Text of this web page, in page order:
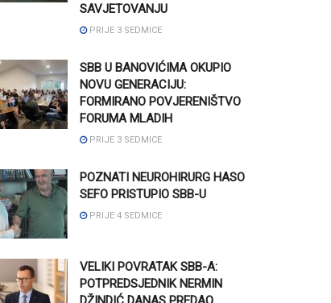
SAVJETOVANJU
PRIJE 3 SEDMICE
SBB U BANOVIĆIMA OKUPIO
NOVU GENERACIJU:
FORMIRANO POVJERENIŠTVO
FORUMA MLADIH
PRIJE 3 SEDMICE
POZNATI NEUROHIRURG HASO
SEFO PRISTUPIO SBB-U
PRIJE 4 SEDMICE
VELIKI POVRATAK SBB-A:
POTPREDSJEDNIK NERMIN